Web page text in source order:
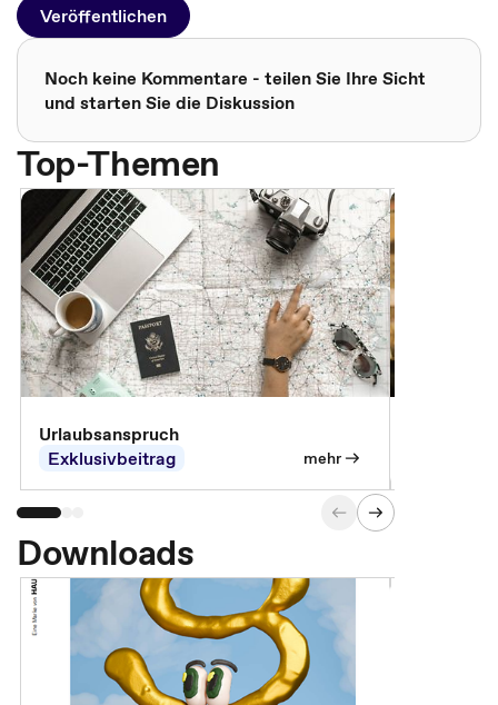
Veröffentlichen
Noch keine Kommentare - teilen Sie Ihre Sicht
und starten Sie die Diskussion
Top-Themen
Urlaubsanspruch
Exklusivbeitrag
mehr
Downloads